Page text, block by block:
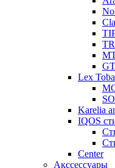
Lex
Karelia
IQOS
Сenter
Акссессуары